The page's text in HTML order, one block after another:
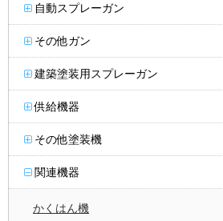
自動スプレーガン
その他ガン
建築塗装用スプレーガン
供給機器
その他塗装機
関連機器
かくはん機